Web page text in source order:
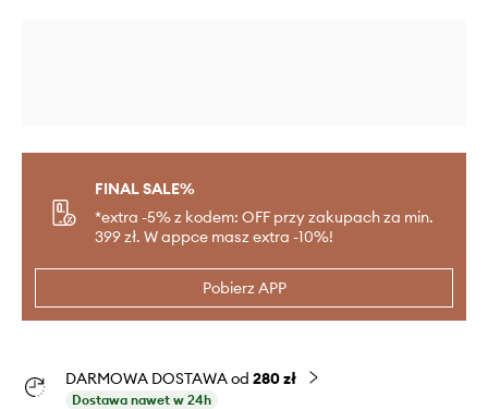
FINAL SALE%
*extra -5% z kodem: OFF przy zakupach za min.
399 zł. W appce masz extra -10%!
Pobierz APP
DARMOWA DOSTAWA od 280 zł
Dostawa nawet w 24h